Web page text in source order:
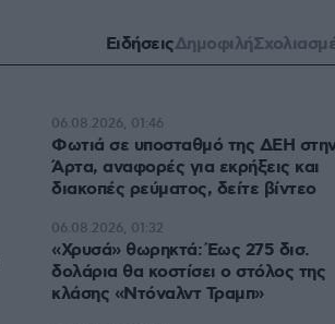
ΕιδήσειςΔημοφιλή
Φωτιά σε υποσταθμό της ΔΕΗ
Άρτα, αναφορές για εκρήξεις και
διακοπές ρεύματος, δείτε βίντεο
06.08.2026, 01:46
«Χρυσά» θωρηκτά: Έως 275 δισ.
δολάρια θα κοστίσει ο στόλος της
κλάσης «Ντόναλντ Τραμπ»
06.08.2026, 01:32